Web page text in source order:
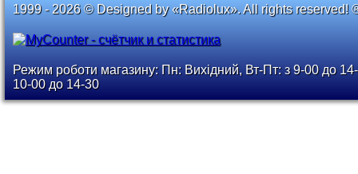
1999 - 2026 © Designed by «Radiolux». All rights reserved!
Режим роботи магазину: Пн: Вихідний, Вт-Пт: з 9-00 до
10-00 до 14-30